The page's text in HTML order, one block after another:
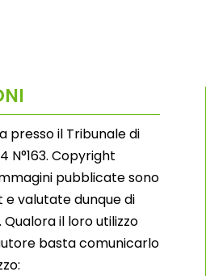
presso il Tribunale di
N°163. Copyright
pubblicate sono
valutate dunque di
il loro utilizzo
basta comunicarlo